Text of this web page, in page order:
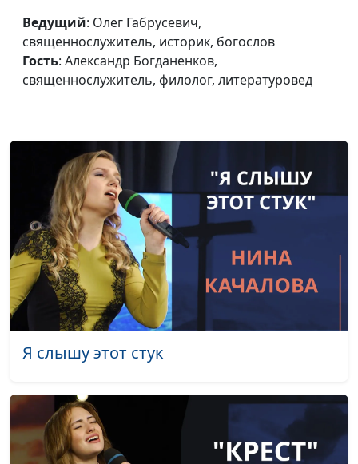
встречи изменить
нельзя
священнослужитель,
историк, богослов,
Александр
Богданенков,
Кому нужна книга
Левит?
Олег Габрусевич,
священнослужитель,
историк, богослов,
Александр
Богданенков,
священнослужитель,
Главная тема
проповедей Христа —
Валерий Малышев,
Эдуард Егизарян,
Египет
Эдуард Егизарян,
Нужно ли
Валерий Малышев,
#115
Ведущий: Олег Габрусевич,
священнослужитель, историк, богослов
Гость: Александр Богданенков,
священнослужитель, филолог, литературовед
Я слышу этот стук